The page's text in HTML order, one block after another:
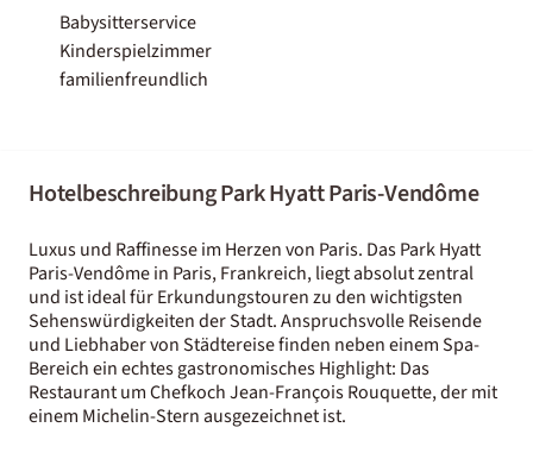
Babysitterservice
Kinderspielzimmer
familienfreundlich
Hotelbeschreibung Park Hyatt Paris-Vendôme
Luxus und Raffinesse im Herzen von Paris. Das Park Hyatt
Paris-Vendôme in Paris, Frankreich, liegt absolut zentral
und ist ideal für Erkundungstouren zu den wichtigsten
Sehenswürdigkeiten der Stadt. Anspruchsvolle Reisende
und Liebhaber von Städtereise finden neben einem Spa-
Bereich ein echtes gastronomisches Highlight: Das
Restaurant um Chefkoch Jean-François Rouquette, der mit
einem Michelin-Stern ausgezeichnet ist.